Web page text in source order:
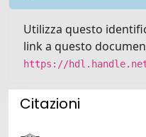
Utilizza questo
link a questo
https://
Citazioni